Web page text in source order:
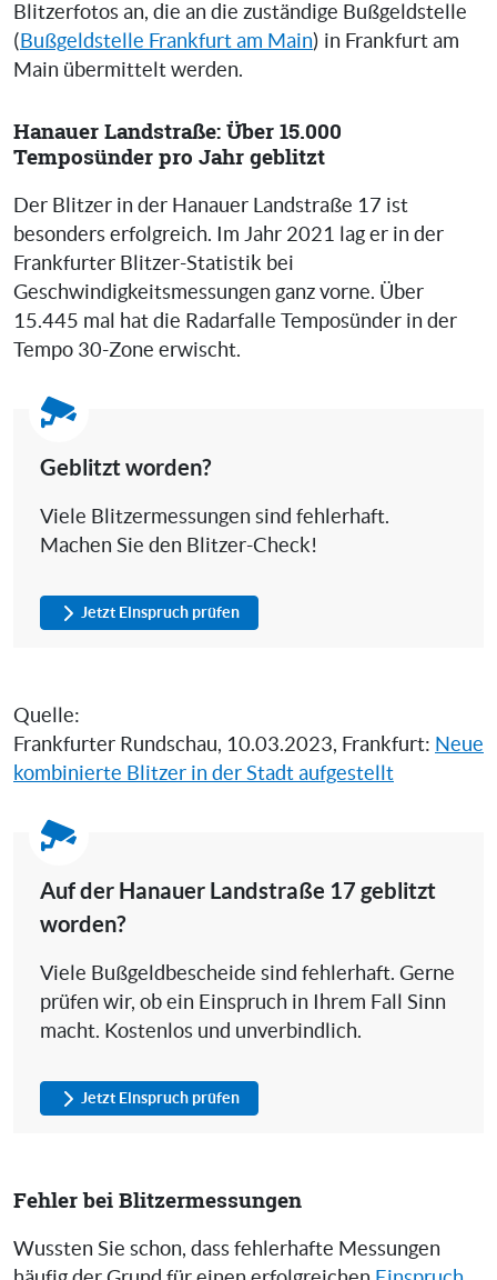
Blitzerfotos an, die an die zuständige Bußgeldstelle
( Bußgeldstelle Frankfurt am Main) in Frankfurt am
Main übermittelt werden.
Hanauer Landstraße: Über 15.000
Temposünder pro Jahr geblitzt
Der Blitzer in der Hanauer Landstraße 17 ist
besonders erfolgreich. Im Jahr 2021 lag er in der
Frankfurter Blitzer-Statistik bei
Geschwindigkeitsmessungen ganz vorne. Über
15.445 mal hat die Radarfalle Temposünder in der
Tempo 30-Zone erwischt.
Geblitzt worden?
Viele Blitzermessungen sind fehlerhaft.
Machen Sie den Blitzer-Check!
Jetzt Einspruch prüfen
Quelle:
Frankfurter Rundschau, 10.03.2023, Frankfurt: Neue
kombinierte Blitzer in der Stadt aufgestellt
Auf der Hanauer Landstraße 17 geblitzt
worden?
Viele Bußgeldbescheide sind fehlerhaft. Gerne
prüfen wir, ob ein Einspruch in Ihrem Fall Sinn
macht. Kostenlos und unverbindlich.
Jetzt Einspruch prüfen
Fehler bei Blitzermessungen
Wussten Sie schon, dass fehlerhafte Messungen